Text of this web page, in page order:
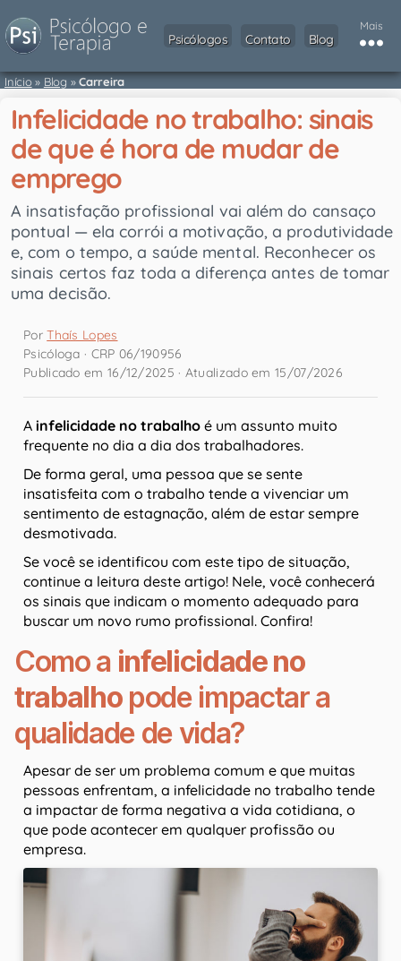
Psicólogos Contato Blog
Mais
Início» Blog»Carreira
Infelicidade no trabalho: sinais
de que é hora de mudar de
emprego
A insatisfação profissional vai além do cansaço
pontual — ela corrói a motivação, a produtividade
e, com o tempo, a saúde mental. Reconhecer os
sinais certos faz toda a diferença antes de tomar
uma decisão.
PorThaís Lopes
Psicóloga · CRP 06/190956
Publicado em 16/12/2025 · Atualizado em 15/07/2026
A infelicidade no trabalho é um assunto muito
frequente no dia a dia dos trabalhadores.
De forma geral, uma pessoa que se sente
insatisfeita com o trabalho tende a vivenciar um
sentimento de estagnação, além de estar sempre
desmotivada.
Se você se identificou com este tipo de situação,
continue a leitura deste artigo! Nele, você conhecerá
os sinais que indicam o momento adequado para
buscar um novo rumo profissional. Confira!
Como a infelicidade no
trabalhopode impactar a
qualidade de vida?
Apesar de ser um problema comum e que muitas
pessoas enfrentam, a infelicidade no trabalho tende
a impactar de forma negativa a vida cotidiana, o
que pode acontecer em qualquer profissão ou
empresa.